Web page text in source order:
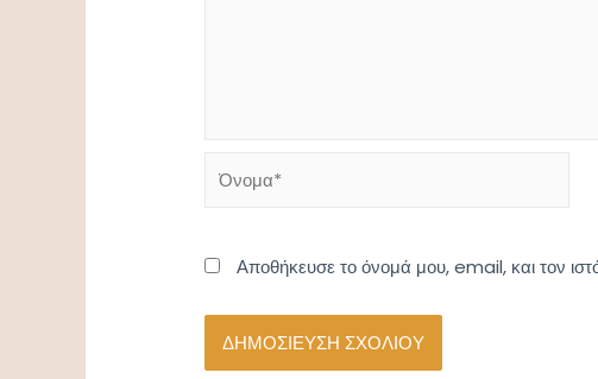
Αποθήκευσε το όνομά μου, email, και τον